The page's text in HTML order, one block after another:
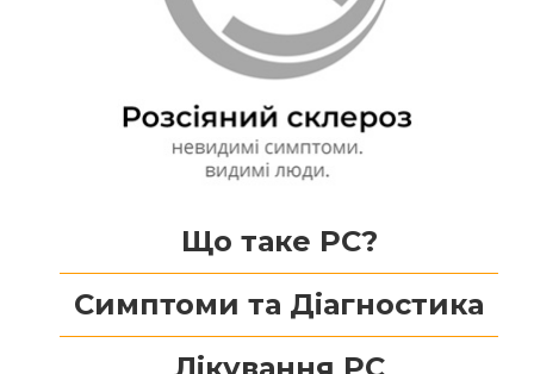
Що таке РС?
Симптоми та Діагностика
Лікування РС